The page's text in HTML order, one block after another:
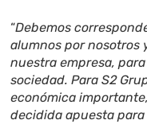
“Debemos
alumnos por nosotros
nuestra empresa,
sociedad. Para S2
económica
decidida apuesta